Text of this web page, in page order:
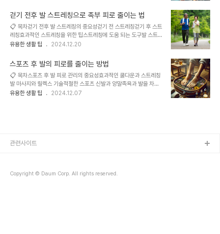
가중시킬 수 있습니다. 서 있을 때는 ..
해 필수적이지만, 운동 후의 피로와 부상을 예방하려면 적절한 회복 과
정이 동반되어야 합니다. 특히 발은 체중을 지탱하며 운동의 모든 충격
을 흡수하는 부위이므로, 피로가 쌓이기 쉽고 관리가 중요합니다. 발
건강을 유지하고 운동 성과를 극대화하기 위해 발 피로 관리의 중요성
과 효과적인 방법에 대해 알아봅니다. 스포츠 후 발 피로 관리의 중요
있습니다. 발의 근육과 조직은 운동 중..
걷기 전후 발 스트레칭으로 족부 피로 줄이는 법
📋 목차걷기 전후 발 스트레칭의 중요성걷기 전 스트레칭걷기 후 스트
레칭효과적인 스트레칭을 위한 팁스트레칭에 도움 되는 도구발 스트
레칭의 건강상 이점발 스트레칭 시 주의할 점발 스트레칭 관련 FAQ걷
함 속에도 발 건강을 위협할 수 있는 요소들이 숨어 있습니다. 반복적
인 걷기 운동은 발과 하체 근육에 피로를 축적시키며, 지속적인 무리가
가해질 경우 부상으로 이어질 위험이 있습니다. 따라서 걷기 전후에 간
단한 스트레칭을 실천하는 것이 발 건강 유지의 핵심입니다. 스트레칭
은 단순히 근육을 푸는 것 이상의 역할을 하며, 부상을 예방하고 피로
유용한 생활 팁 2024.12.20
스포츠 후 발의 피로를 줄이는 방법
📋 목차스포츠 후 발 피로 관리의 중요성효과적인 쿨다운과 스트레칭
발 마사지와 릴렉스 기술적절한 스포츠 신발과 양말족욕과 발을 차갑
게 식히는 방법피로 회복을 돕는 영양 섭취스포츠 중 발 피로 예방 팁
습니다. 적절한 관리는 근육 회복을 촉진하고 혈액순환을 원활히 하여
유용한 생활 팁 2024.12.07
Copyright © Daum Corp. All rights reserved.
관련사이트